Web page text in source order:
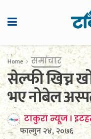
Home समाचार
सेल्फी खिच्न
भए नोबेल
टाकुरा न्यूज ।
फाल्गुन २४, २०७६